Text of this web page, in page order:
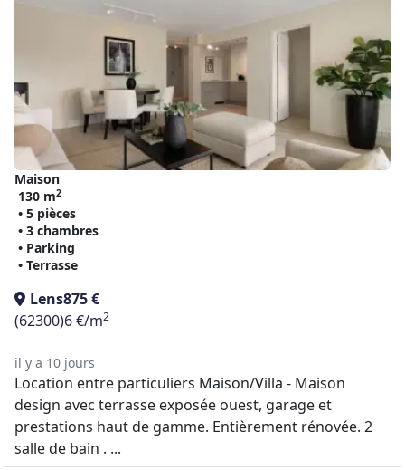
Maison
130 m2
• 5 pièces
• 3 chambres
• Parking
• Terrasse
Lens875 €
(62300)6 €/m2
il y a 10 jours
Location entre particuliers Maison/Villa - Maison
design avec terrasse exposée ouest, garage et
prestations haut de gamme. Entièrement rénovée. 2
salle de bain . ...